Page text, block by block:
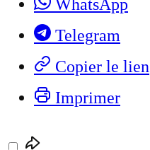
WhatsApp
Telegram
Copier le lien
Imprimer